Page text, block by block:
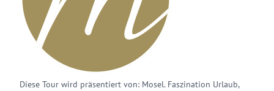
Diese Tour wird präsentiert von: Mosel. Faszination Urlaub,